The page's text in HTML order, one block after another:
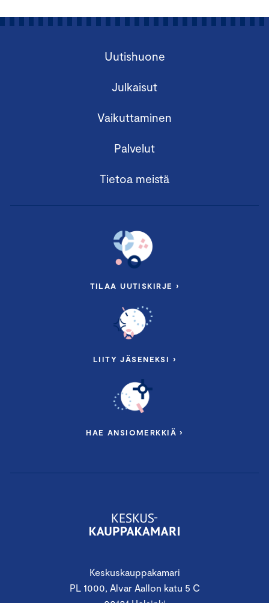
Keskuskauppakamari
PL 1000, Alvar Aallon katu 5 C
Uutishuone
Julkaisut
Vaikuttaminen
Palvelut
Tietoa meistä
TILAA UUTISKIRJE ›
LIITY JÄSENEKSI ›
HAE ANSIOMERKKIÄ ›